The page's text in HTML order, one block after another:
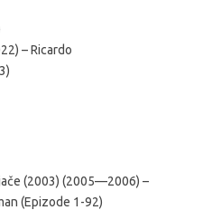
– Ricardo
(2003) (2005—2006) –
(Epizode 1-92)